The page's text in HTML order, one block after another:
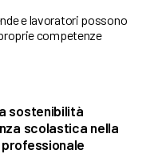
e lavoratori possono
competenze
sostenibilità
scolastica nella